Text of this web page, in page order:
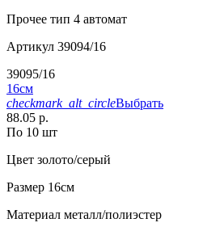
Прочее тип 4 автомат
Артикул 39094/16
39095/16
16см
checkmark_alt_circleВыбрать
88.05 р.
По 10 шт
Цвет золото/серый
Размер 16см
Материал металл/полиэстер